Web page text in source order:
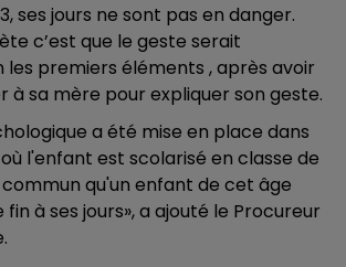
ses jours ne sont pas en danger.
c’est que le geste serait
les premiers éléments , après avoir
à sa mère pour expliquer son geste.
a été mise en place dans
l'enfant est scolarisé en classe de
commun qu'un enfant de cet âge
à ses jours», a ajouté le Procureur